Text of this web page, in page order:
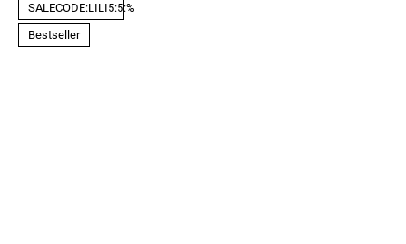
SALECODE:LILI5:5:%
Bestseller